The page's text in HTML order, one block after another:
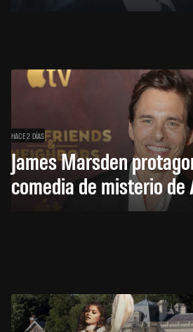
HACE 2 DÍAS
James Marsden
comedia de misterio de